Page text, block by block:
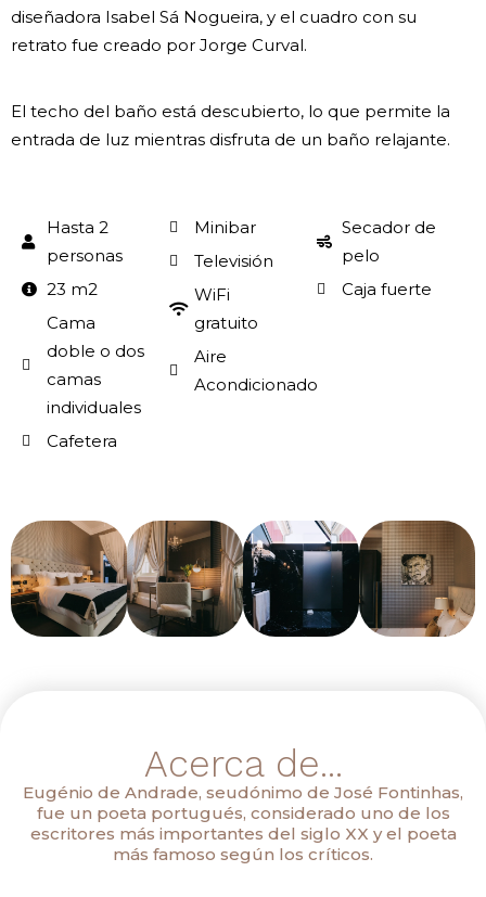
diseñadora Isabel Sá Nogueira, y el cuadro con su
retrato fue creado por Jorge Curval.
El techo del baño está descubierto, lo que permite la
entrada de luz mientras disfruta de un baño relajante.
Hasta 2
personas
23 m2
Cama
doble o dos
camas
individuales
Cafetera
Minibar
Televisión
WiFi
gratuito
Aire
Acondicionado
Secador de
pelo
Caja fuerte
Acerca de...
Eugénio de Andrade, seudónimo de José Fontinhas,
fue un poeta portugués, considerado uno de los
escritores más importantes del siglo XX y el poeta
más famoso según los críticos.